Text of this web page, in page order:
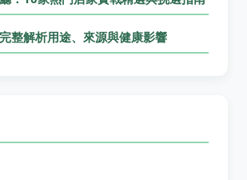
整解析用途、來源與健康影響